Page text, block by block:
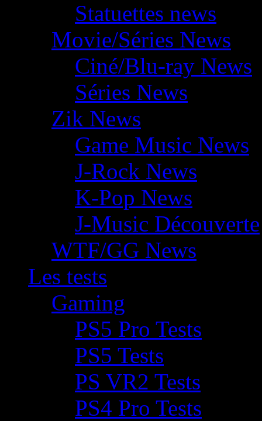
Statuettes news
Movie/Séries News
Ciné/Blu-ray News
Séries News
Zik News
Game Music News
J-Rock News
K-Pop News
J-Music Découverte
WTF/GG News
Les tests
Gaming
PS5 Pro Tests
PS5 Tests
PS VR2 Tests
PS4 Pro Tests